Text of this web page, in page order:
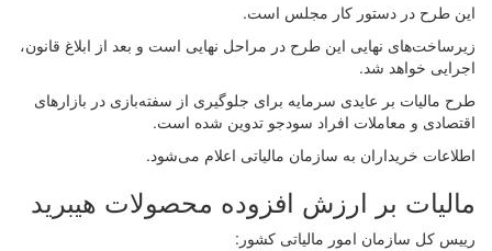
این طرح در دستور کار مجلس است.
زیرساخت‌های نهایی این طرح در مراحل نهایی است و بعد از ابلاغ قانون،
اجرایی خواهد شد.
طرح مالیات بر عایدی سرمایه برای جلوگیری از سفته‌بازی در بازارهای
اقتصادی و معاملات افراد سودجو تدوین شده است.
اطلاعات خریداران به سازمان مالیاتی اعلام می‌شود.
مالیات بر ارزش افزوده محصولات هیبرید
رییس کل سازمان امور مالیاتی کشور: